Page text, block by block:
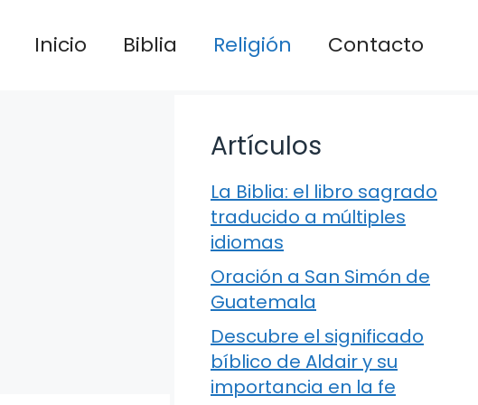
Inicio Biblia Religión Contacto
Artículos
La Biblia: el libro sagrado
traducido a múltiples
idiomas
Oración a San Simón de
Guatemala
Descubre el significado
bíblico de Aldair y su
importancia en la fe